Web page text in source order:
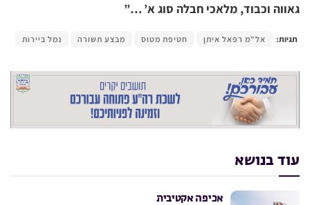
גאווה וכבוד, מלאכי חבלה סוג א’ …”
תגיות: אל"מ רפאל איתן חטיפת מטוס מבצע תשורה נמל ביירות
עוד בנושא
אכיפה אקטיבית